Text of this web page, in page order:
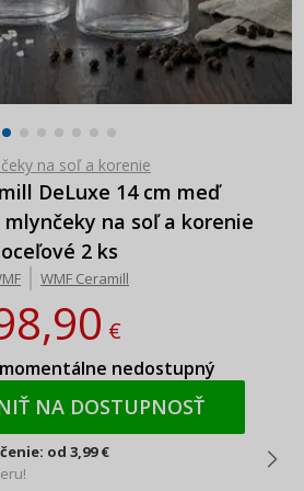
na soľ a korenie
DeLuxe 14 cm meď
mlynčeky na soľ a korenie
oceľové 2 ks
WMF Ceramill
€
nedostupný
NA DOSTUPNOSŤ
od 3,99 €